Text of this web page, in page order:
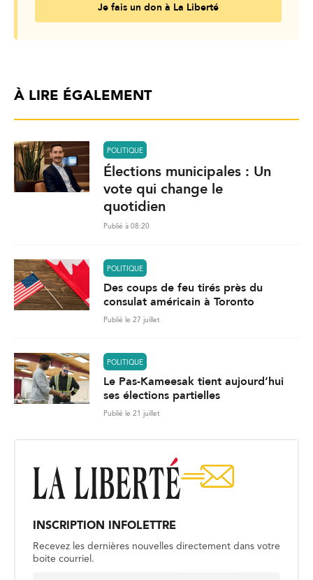
Je fais un don à La Liberté
À LIRE ÉGALEMENT
POLITIQUE
Élections municipales : Un
vote qui change le
quotidien
Publié à 08:20
POLITIQUE
Des coups de feu tirés près du
consulat américain à Toronto
Publié le 27 juillet
POLITIQUE
Le Pas-Kameesak tient aujourd’hui
ses élections partielles
Publié le 21 juillet
INSCRIPTION INFOLETTRE
Recevez les dernières nouvelles directement dans votre
boite courriel.